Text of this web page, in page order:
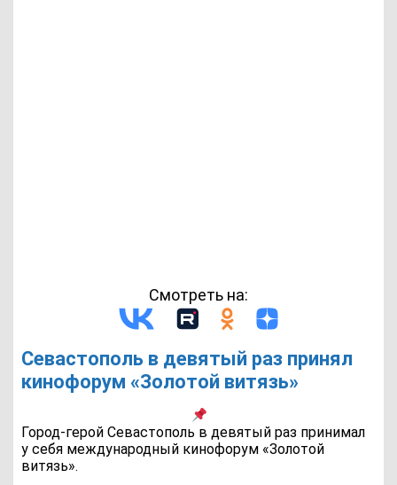
Смотреть на:
Севастополь в девятый раз принял
кинофорум «Золотой витязь»
Город-герой Севастополь в девятый раз принимал
у себя международный кинофорум «Золотой
витязь».